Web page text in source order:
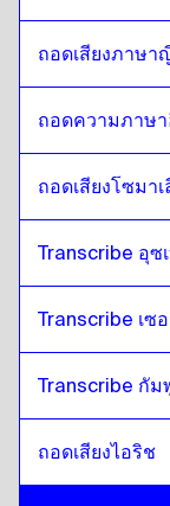
ถอดเสียงภาษา
ถอดความภาษา
ถอดเสียงโซมาเ
Transcribe อุซ
Transcribe เซอ
Transcribe กัม
ถอดเสียงไอริช